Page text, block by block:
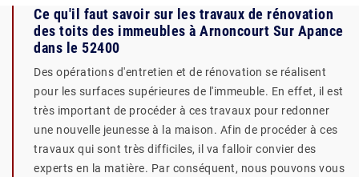
Ce qu'il faut savoir sur les travaux de rénovation
des toits des immeubles à Arnoncourt Sur Apance
dans le 52400
Des opérations d'entretien et de rénovation se réalisent
pour les surfaces supérieures de l'immeuble. En effet, il est
très important de procéder à ces travaux pour redonner
une nouvelle jeunesse à la maison. Afin de procéder à ces
travaux qui sont très difficiles, il va falloir convier des
experts en la matière. Par conséquent, nous pouvons vous